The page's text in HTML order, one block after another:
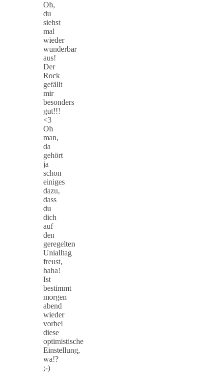
Oh,
du
siehst
mal
wieder
wunderbar
aus!
Der
Rock
gefällt
mir
besonders
gut!!!
<3
Oh
man,
da
gehört
ja
schon
einiges
dazu,
dass
du
dich
auf
den
geregelten
Unialltag
freust,
haha!
Ist
bestimmt
morgen
abend
wieder
vorbei
diese
optimistische
Einstellung,
wa!?
;-)